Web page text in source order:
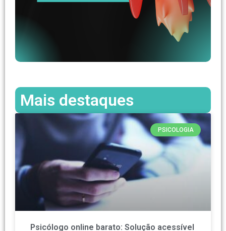
Mais destaques
PSICOLOGIA
Psicólogo online barato: Solução acessível